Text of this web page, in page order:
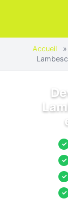
Accueil »
Lambesc
✓
✓
✓
✓